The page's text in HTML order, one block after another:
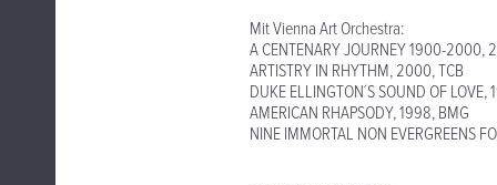
Mit Vienna Art Orchestra:
A CENTENARY JOURNEY 1900-2000,
ARTISTRY IN RHYTHM, 2000, TCB
DUKE ELLINGTON´S SOUND OF LOVE,
AMERICAN RHAPSODY, 1998, BMG
NINE IMMORTAL NON EVERGREENS